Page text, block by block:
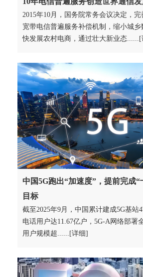
2015年10月，国务院常务会议决定，
宽带电信普遍服务补偿机制，缩小城
快发展农村电商，通过壮大新业态......[
中国5G跑出“加速度”，提前完成
目标
截至2025年9月，中国累计建成5G基站
电话用户达11.67亿户，5G-A网络部署
用户规模超......[详细]